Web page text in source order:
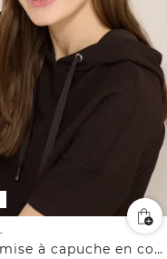
Chemise à capuche en couleur unie